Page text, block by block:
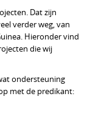
Dat zijn
verder weg, van
Hieronder vind
die wij
ondersteuning
met de predikant: